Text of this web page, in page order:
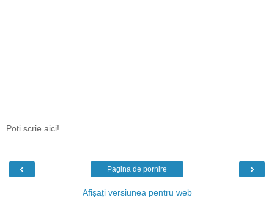
Poti scrie aici!
‹ ›
Pagina de pornire
Afișați versiunea pentru web